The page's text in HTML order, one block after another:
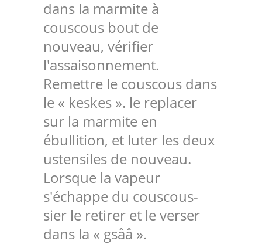
dans la marmite à
couscous bout de
nouveau, vérifier
l'assaisonnement.
Remettre le couscous dans
le « keskes ». le replacer
sur la marmite en
ébullition, et luter les deux
ustensiles de nouveau.
Lorsque la vapeur
s'échappe du couscous-
sier le retirer et le verser
dans la « gsââ ».